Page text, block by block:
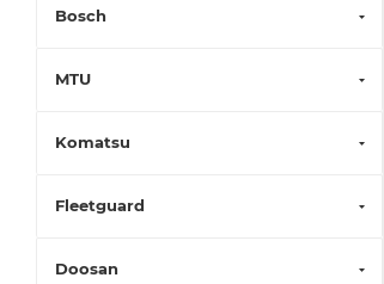
Bosch
MTU
Komatsu
Fleetguard
Doosan